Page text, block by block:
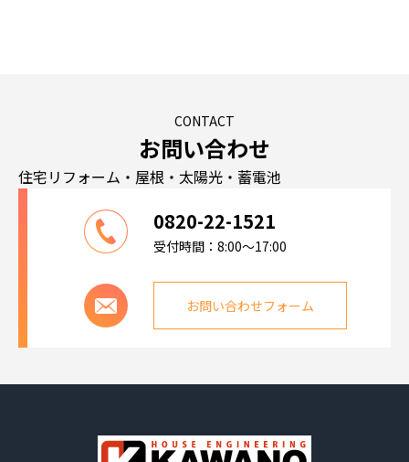
CONTACT
お問い合わせ
住宅リフォーム・屋根・太陽光・蓄電池
0820-22-1521
受付時間：8:00～17:00
お問い合わせフォーム